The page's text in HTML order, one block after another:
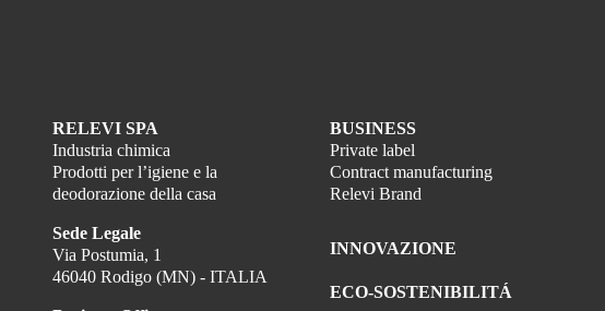
RELEVI SPA
Industria chimica
Prodotti per l’igiene e la
deodorazione della casa
Sede Legale
Via Postumia, 1
46040 Rodigo (MN) - ITALIA
BUSINESS
Private label
Contract manufacturing
Relevi Brand
INNOVAZIONE
ECO-SOSTENIBILITÁ